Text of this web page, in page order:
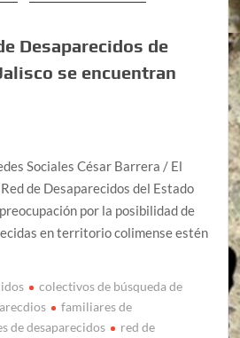
Desaparecidos de
se encuentran
Sociales César Barrera / El
de Desaparecidos del Estado
por la posibilidad de
en territorio colimense estén
colectivos de búsqueda de
familiares de
de desaparecidos
red de